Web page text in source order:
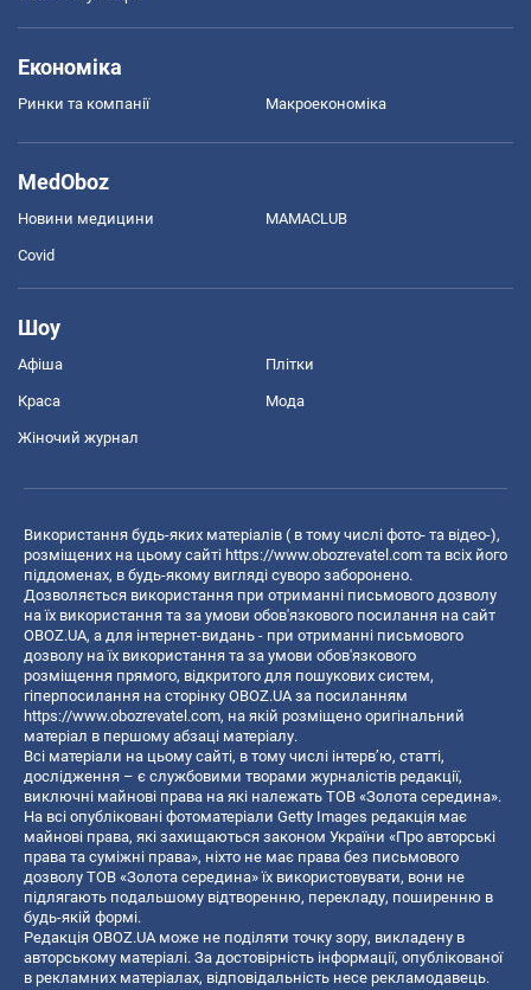
Економіка
Ринки та компанії Макроекономіка
MedOboz
Новини медицини MAMACLUB
Covid
Шоу
Афіша Плітки
Краса Мода
Жіночий журнал
Використання будь-яких матеріалів ( в тому числі фото- та відео-),
розміщених на цьому сайті https://www.obozrevatel.com та всіх його
піддоменах, в будь-якому вигляді суворо заборонено.
Дозволяється використання при отриманні письмового дозволу
на їх використання та за умови обов'язкового посилання на сайт
OBOZ.UA, а для інтернет-видань - при отриманні письмового
дозволу на їх використання та за умови обов'язкового
розміщення прямого, відкритого для пошукових систем,
гіперпосилання на сторінку OBOZ.UA за посиланням
https://www.obozrevatel.com, на якій розміщено оригінальний
матеріал в першому абзаці матеріалу.
Всі матеріали на цьому сайті, в тому числі інтерв’ю, статті,
дослідження – є службовими творами журналістів редакції,
виключні майнові права на які належать ТОВ «Золота середина».
На всі опубліковані фотоматеріали Getty Images редакція має
майнові права, які захищаються законом України «Про авторські
права та суміжні права», ніхто не має права без письмового
дозволу ТОВ «Золота середина» їх використовувати, вони не
підлягають подальшому відтворенню, перекладу, поширенню в
будь-якій формі.
Редакція OBOZ.UA може не поділяти точку зору, викладену в
авторському матеріалі. За достовірність інформації, опублікованої
в рекламних матеріалах, відповідальність несе рекламодавець.